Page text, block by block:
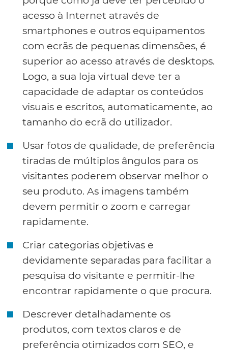
acesso à Internet através de
smartphones e outros equipamentos
com ecrãs de pequenas dimensões, é
superior ao acesso através de desktops.
Logo, a sua loja virtual deve ter a
capacidade de adaptar os conteúdos
visuais e escritos, automaticamente, ao
tamanho do ecrã do utilizador.
Usar fotos de qualidade, de preferência
tiradas de múltiplos ângulos para os
visitantes poderem observar melhor o
seu produto. As imagens também
devem permitir o zoom e carregar
rapidamente.
Criar categorias objetivas e
devidamente separadas para facilitar a
pesquisa do visitante e permitir-lhe
encontrar rapidamente o que procura.
Descrever detalhadamente os
produtos, com textos claros e de
preferência otimizados com SEO, e